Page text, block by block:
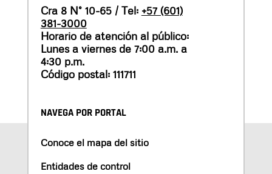
Cra 8 N° 10-65 / Tel: +57 (601)
381-3000
Horario de atención al público:
Lunes a viernes de 7:00 a.m. a
4:30 p.m.
Código postal: 111711
NAVEGA POR PORTAL
Conoce el mapa del sitio
Entidades de control